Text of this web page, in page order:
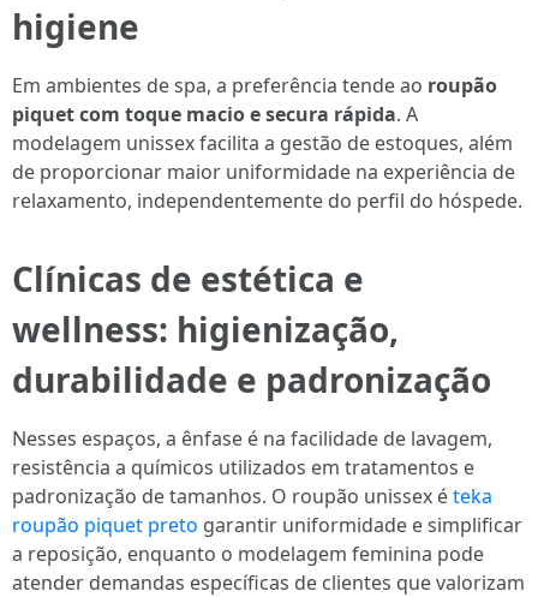
higiene
Em ambientes de spa, a preferência tende ao roupão
piquet com toque macio e secura rápida. A
modelagem unissex facilita a gestão de estoques, além
de proporcionar maior uniformidade na experiência de
relaxamento, independentemente do perfil do hóspede.
Clínicas de estética e
wellness: higienização,
durabilidade e padronização
Nesses espaços, a ênfase é na facilidade de lavagem,
resistência a químicos utilizados em tratamentos e
padronização de tamanhos. O roupão unissex éteka
roupão piquet preto garantir uniformidade e simplificar
a reposição, enquanto o modelagem feminina pode
atender demandas específicas de clientes que valorizam